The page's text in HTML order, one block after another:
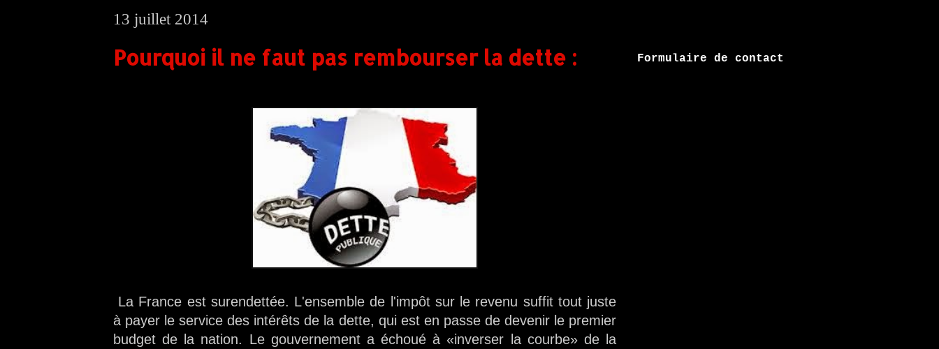
13 juillet 2014
Pourquoi il ne faut pas rembourser la dette :
La France est surendettée. L'ensemble de l'impôt sur le revenu suffit tout juste
à payer le service des intérêts de la dette, qui est en passe de devenir le premier
budget de la nation. Le gouvernement a échoué à «inverser la courbe» de la
Formulaire de contact